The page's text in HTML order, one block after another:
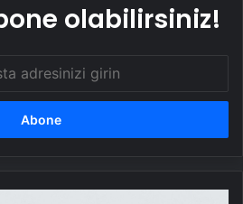
olabilirsiniz!